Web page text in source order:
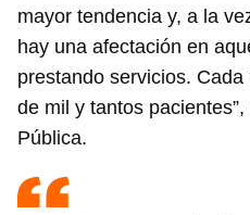
mayor tendencia y, a la
hay una afectación en
prestando servicios.
de mil y tantos
Pública.